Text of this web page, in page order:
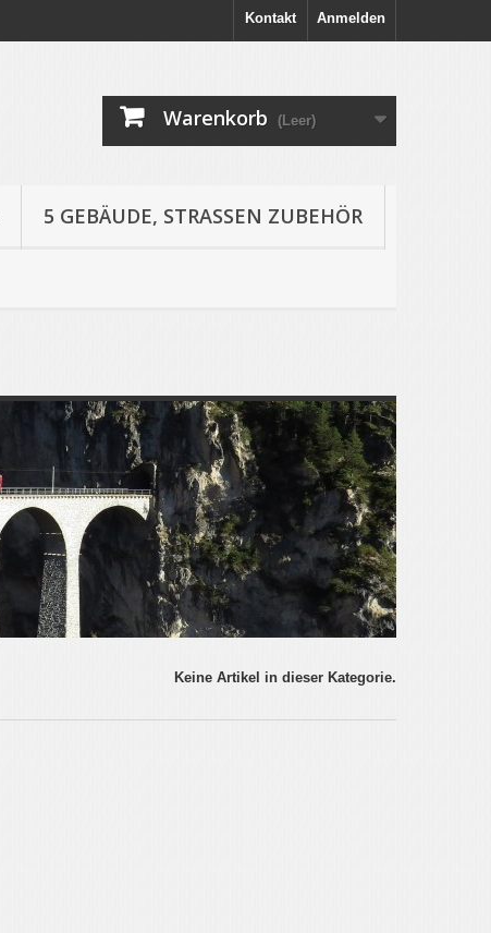
Anmelden
Kontakt
Warenkorb (Leer)
5 GEBÄUDE, STRASSEN ZUBEHÖR
Keine Artikel in dieser Kategorie.